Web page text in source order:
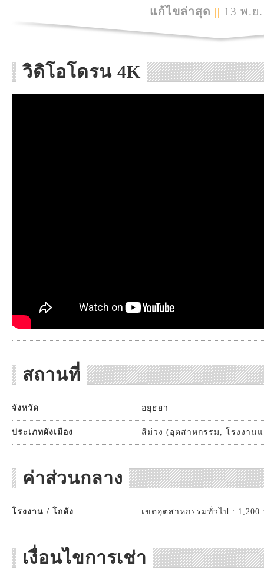
แก้ไขล่าสุด || 13 พ.ย
วิดิโอโดรน 4K
สถานที่
จังหวัด อยุธยา
ประเภทผังเมือง สีม่วง (อุตสาหกรรม, โรงงาน
ค่าส่วนกลาง
โรงงาน / โกดัง เขตอุตสาหกรรมทั่วไป :
เงื่อนไขการเช่า